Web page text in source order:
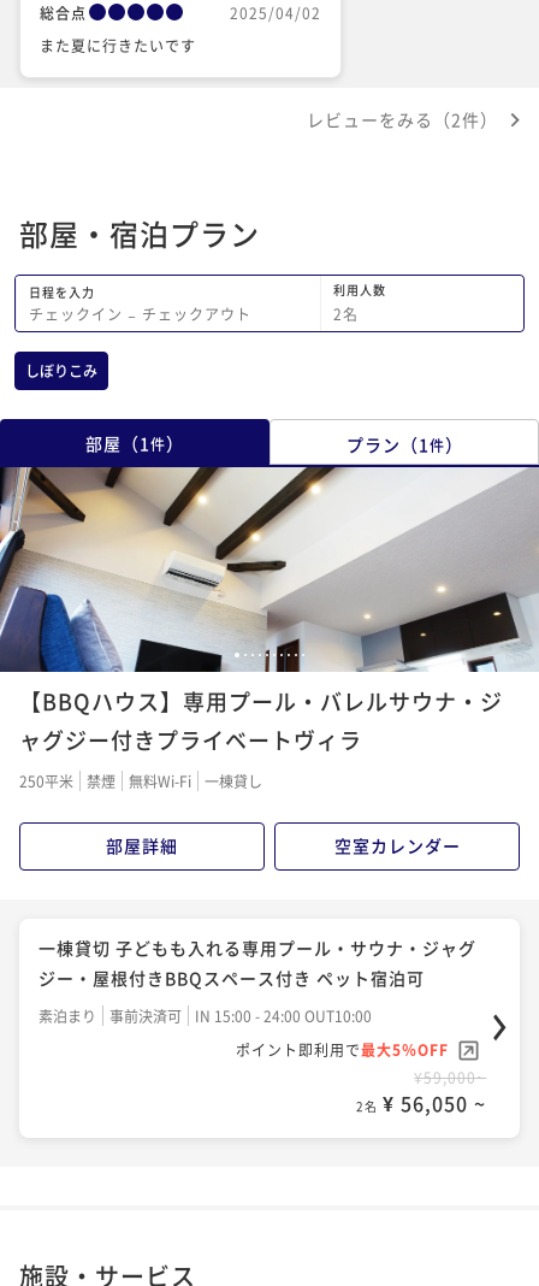
総合点
2025/04/02
また夏に行きたいです
レビューをみる（2件）
部屋・宿泊プラン
日程を入力
チェックイン − チェックアウト
利用人数
2名
しぼりこみ
部屋 （1 件） プラン （1 件）
1 2 3 45 6 78 9 10
【BBQハウス】専用プール・バレルサウナ・ジ
ャグジー付きプライベートヴィラ
250平米 禁煙 無料Wi-Fi 一棟貸し
部屋詳細 空室カレンダー
一棟貸切 子どもも入れる専用プール・サウナ・ジャグ
ジー・屋根付きBBQスペース付き ペット宿泊可
素泊まり 事前決済可
IN 15:00 - 24:00 OUT10:00
ポイント即利用で最大5％OFF
¥59,000~
2名 ¥ 56,050 ~
施設・サービス